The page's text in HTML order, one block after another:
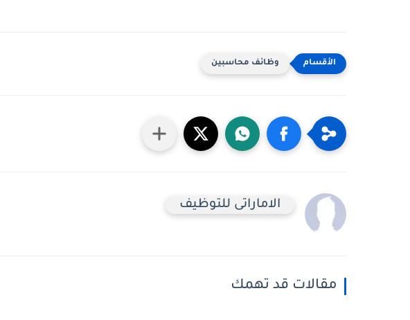
وظائف محاسبين
الاماراتى للتوظيف
مقالات قد تهمك